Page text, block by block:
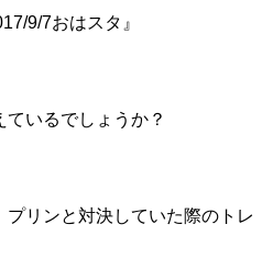
9/7おはスタ』
いるでしょうか？
リンと対決していた際のトレ